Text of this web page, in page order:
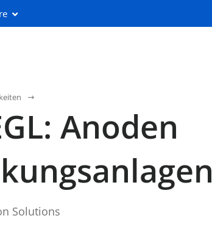
Anoden
Solutions